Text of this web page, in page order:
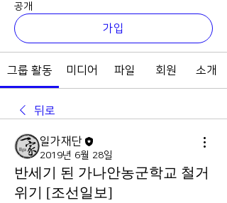
공개
가입
그룹 활동 미디어 파일 회원 소개
뒤로
일가재단
2019년 6월 28일
반세기 된 가나안농군학교 철거
위기 [조선일보]